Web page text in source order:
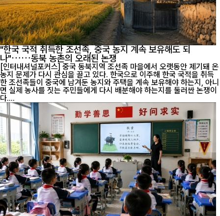
"한국 국적 취득한 조선족, 중국 농지 계속 보유해도 되
나"……동북 농촌의 오래된 논쟁
[인터내셔널포커스] 중국 동북지역 조선족 마을에서 오랫동안 제기돼 온
농지 문제가 다시 관심을 끌고 있다. 한국으로 이주해 한국 국적을 취득
한 조선족들이 중국에 남겨둔 농지와 주택을 계속 보유해야 하는지, 아니
면 실제 농사를 짓는 주민들에게 다시 배분해야 하는지를 둘러싼 논쟁이
다....